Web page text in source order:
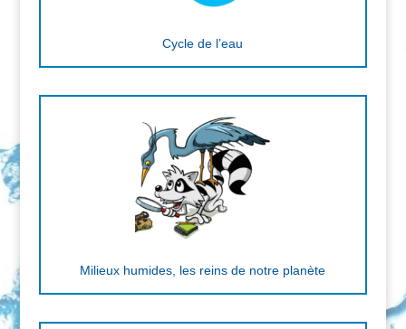
Cycle de l’eau
Milieux humides, les reins de notre planète